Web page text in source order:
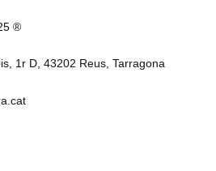
®
1r D, 43202 Reus, Tarragona